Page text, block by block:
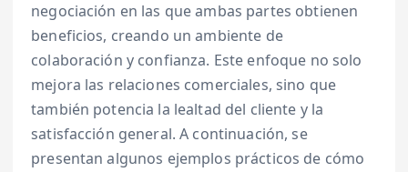
negociación en las que ambas partes obtienen
beneficios, creando un ambiente de
colaboración y confianza. Este enfoque no solo
mejora las relaciones comerciales, sino que
también potencia la lealtad del cliente y la
satisfacción general. A continuación, se
presentan algunos ejemplos prácticos de cómo